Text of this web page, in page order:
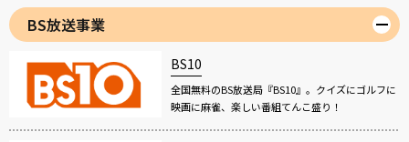
BS放送事業
BS10
全国無料のBS放送局『BS10』。クイズにゴルフに
映画に麻雀、楽しい番組てんこ盛り！